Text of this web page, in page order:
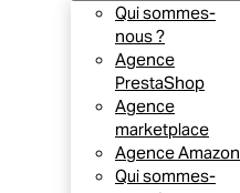
Qui sommes-
nous ?
Agence
PrestaShop
Agence
marketplace
Agence Amazon
Qui sommes-